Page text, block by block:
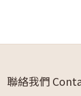
聯絡我們